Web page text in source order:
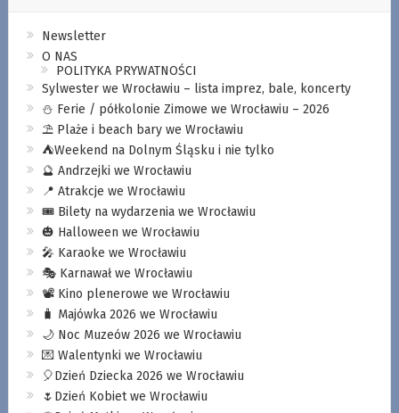
Newsletter
O NAS
POLITYKA PRYWATNOŚCI
Sylwester we Wrocławiu – lista imprez, bale, koncerty
⛄️ Ferie / półkolonie Zimowe we Wrocławiu – 2026
⛱️ Plaże i beach bary we Wrocławiu
⛺️Weekend na Dolnym Śląsku i nie tylko
🔮 Andrzejki we Wrocławiu
📍 Atrakcje we Wrocławiu
🎟️ Bilety na wydarzenia we Wrocławiu
🎃 Halloween we Wrocławiu
🎤 Karaoke we Wrocławiu
🎭 Karnawał we Wrocławiu
📽️ Kino plenerowe we Wrocławiu
🧳 Majówka 2026 we Wrocławiu
🌙 Noc Muzeów 2026 we Wrocławiu
💌 Walentynki we Wrocławiu
🎈Dzień Dziecka 2026 we Wrocławiu
🌷Dzień Kobiet we Wrocławiu